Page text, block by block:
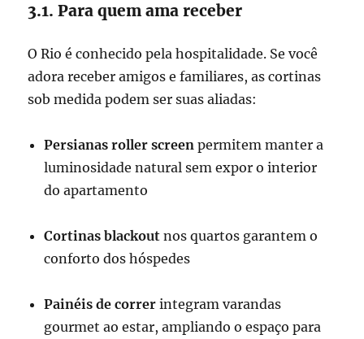
3.1. Para quem ama receber
O Rio é conhecido pela hospitalidade. Se você
adora receber amigos e familiares, as cortinas
sob medida podem ser suas aliadas:
Persianas roller screen permitem manter a
luminosidade natural sem expor o interior
do apartamento
Cortinas blackout nos quartos garantem o
conforto dos hóspedes
Painéis de correr integram varandas
gourmet ao estar, ampliando o espaço para